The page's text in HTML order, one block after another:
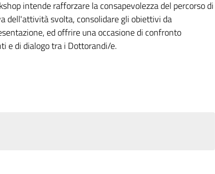
intende rafforzare la consapevolezza del percorso di
dell'attività svolta, consolidare gli obiettivi da
ed offrire una occasione di confronto
e di dialogo tra i Dottorandi/e.